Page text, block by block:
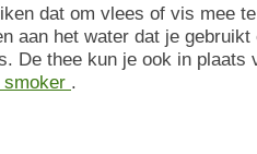
dat om vlees of vis mee
aan het water dat je
De thee kun je ook in plaats
.